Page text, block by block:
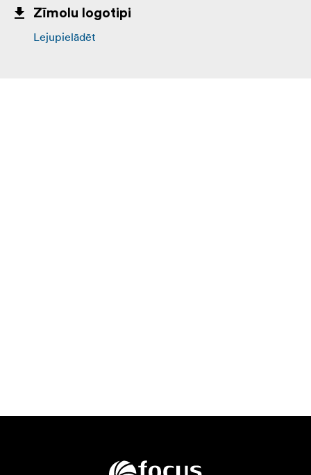
Zīmolu logotipi
Lejupielādēt